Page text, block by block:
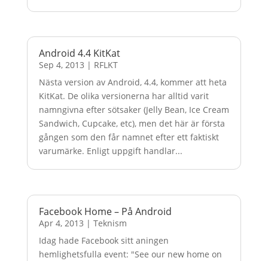
Android 4.4 KitKat
Sep 4, 2013 | RFLKT
Nästa version av Android, 4.4, kommer att heta
KitKat. De olika versionerna har alltid varit
namngivna efter sötsaker (Jelly Bean, Ice Cream
Sandwich, Cupcake, etc), men det här är första
gången som den får namnet efter ett faktiskt
varumärke. Enligt uppgift handlar...
Facebook Home – På Android
Apr 4, 2013 | Teknism
Idag hade Facebook sitt aningen
hemlighetsfulla event: "See our new home on